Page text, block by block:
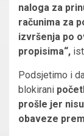
naloga za
računima za
izvršenja po
propisima“,
Podsjetimo i
blokirani
prošle jer
obaveze